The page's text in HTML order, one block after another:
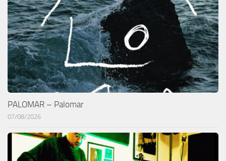
PALOMAR – Palomar
07/08/2026